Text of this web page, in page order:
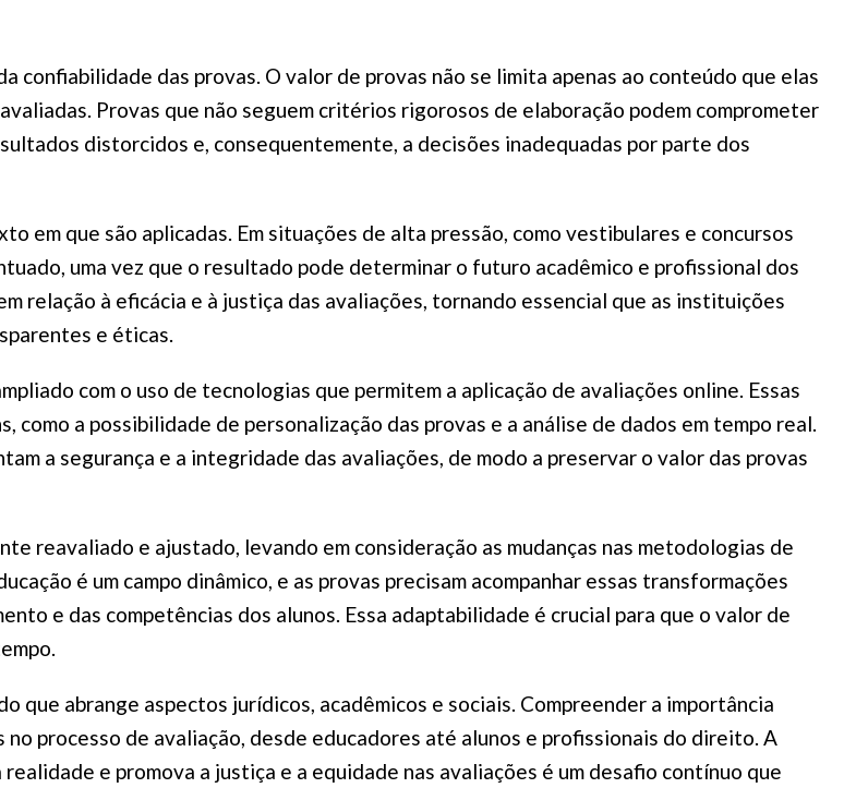
confiabilidade das provas. O valor de provas não se limita apenas ao conteúdo que elas
Provas que não seguem critérios rigorosos de elaboração podem comprometer
distorcidos e, consequentemente, a decisões inadequadas por parte dos
em que são aplicadas. Em situações de alta pressão, como vestibulares e concursos
uma vez que o resultado pode determinar o futuro acadêmico e profissional dos
relação à eficácia e à justiça das avaliações, tornando essencial que as instituições
e éticas.
com o uso de tecnologias que permitem a aplicação de avaliações online. Essas
a possibilidade de personalização das provas e a análise de dados em tempo real.
a segurança e a integridade das avaliações, de modo a preservar o valor das provas
reavaliado e ajustado, levando em consideração as mudanças nas metodologias de
é um campo dinâmico, e as provas precisam acompanhar essas transformações
e das competências dos alunos. Essa adaptabilidade é crucial para que o valor de
que abrange aspectos jurídicos, acadêmicos e sociais. Compreender a importância
processo de avaliação, desde educadores até alunos e profissionais do direito. A
e promova a justiça e a equidade nas avaliações é um desafio contínuo que